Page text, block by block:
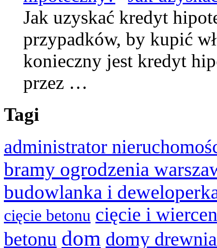
Jak uzyskać kredyt
przypadków, by kupić
konieczny jest kredyt
przez …
Tagi
administrator
bramy ogrodzenia
budowlanka i
cięcie betonu cięcie i
betonu dom domy